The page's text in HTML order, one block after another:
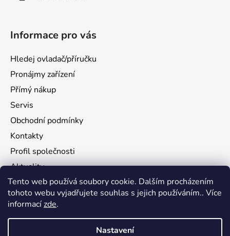
Tento web používá soubory cookie. Dalším procházením
tohoto webu vyjadřujete souhlas s jejich používáním.. Více
informacízde.
Nastavení
Informace pro vás
Hledej ovladač/příručku
Pronájmy zařízení
Přímý nákup
Servis
Obchodní podmínky
Kontakty
Profil společnosti
Aktuality
Ochrana osobních údajů
Ke stažení